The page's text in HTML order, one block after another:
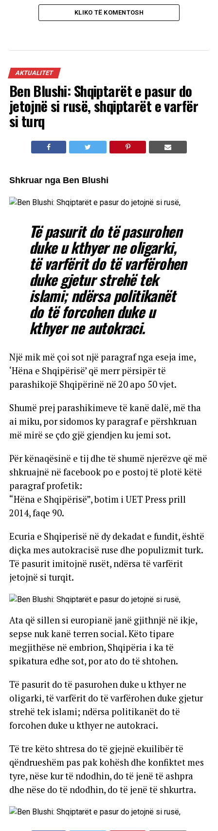
KLIKO TË KOMENTOSH
AKTUALITET
Ben Blushi: Shqiptarët e pasur do
jetojnë si rusë, shqiptarët e varfër
si turq
Shkruar nga Ben Blushi
Të pasurit do të pasurohen
duke u kthyer ne oligarki,
të varfërit do të varfërohen
duke gjetur strehë tek
islami; ndërsa politikanët
do të forcohen duke u
kthyer ne autokraci.
Një mik më çoi sot një paragraf nga eseja ime,
‘Hëna e Shqipërisë’ që merr përsipër të
parashikojë Shqipërinë në 20 apo 50 vjet.
Shumë prej parashikimeve të kanë dalë, më tha
ai miku, por sidomos ky paragraf e përshkruan
më mirë se çdo gjë gjendjen ku jemi sot.
Për kënaqësinë e tij dhe të shumë njerëzve që më
shkruajnë në facebook po e postoj të plotë këtë
paragraf profetik:
“Hëna e Shqipërisë”, botim i UET Press prill
2014, faqe 90.
Ecuria e Shqiperisë në dy dekadat e fundit, është
diçka mes autokracisë ruse dhe populizmit turk.
Të pasurit imitojnë rusët, ndërsa të varfërit
jetojnë si turqit.
Ata që sillen si europianë janë gjithnjë në ikje,
sepse nuk kanë terren social. Këto tipare
megjithëse në embrion, Shqipëria i ka të
spikatura edhe sot, por ato do të shtohen.
Të pasurit do të pasurohen duke u kthyer ne
oligarki, të varfërit do të varfërohen duke gjetur
strehë tek islami; ndërsa politikanët do të
forcohen duke u kthyer ne autokraci.
Të tre këto shtresa do të gjejnë ekuilibër të
qëndrueshëm pas pak kohësh dhe konfiktet mes
tyre, nëse kur të ndodhin, do të jenë të ashpra
dhe nëse do të ndodhin, do të jenë të shkurtra.